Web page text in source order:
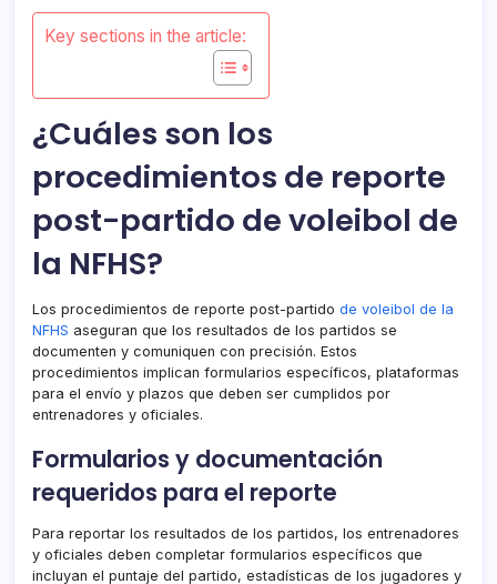
Key sections in the article:
¿Cuáles son los
procedimientos de reporte
post-partido de voleibol de
la NFHS?
Los procedimientos de reporte post-partido de voleibol de la
NFHS aseguran que los resultados de los partidos se
documenten y comuniquen con precisión. Estos
procedimientos implican formularios específicos, plataformas
para el envío y plazos que deben ser cumplidos por
entrenadores y oficiales.
Formularios y documentación
requeridos para el reporte
Para reportar los resultados de los partidos, los entrenadores
y oficiales deben completar formularios específicos que
incluyan el puntaje del partido, estadísticas de los jugadores y